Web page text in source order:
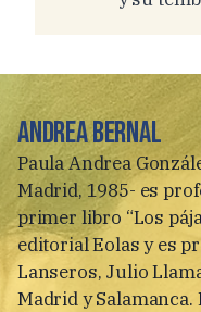
Andrea Bernal
Paula Andrea
Madrid, 1985- es
primer libro “Los
editorial Eolas y es
Lanseros, Julio
Madrid y Salamanca.